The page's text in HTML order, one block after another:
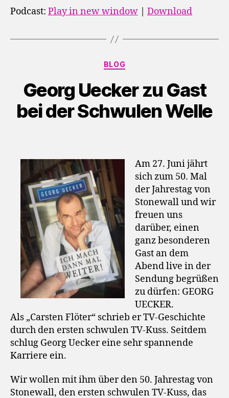
d
Podcast: Play in new window Download
Kategorien
BLOG
Georg Uecker zu Gast
bei der Schwulen Welle
Am 27. Juni jährt
sich zum 50. Mal
der Jahrestag von
Stonewall und wir
freuen uns
darüber, einen
ganz besonderen
Gast an dem
Abend live in der
Sendung begrüßen
zu dürfen: GEORG
UECKER.
Als „Carsten Flöter“ schrieb er TV-Geschichte
durch den ersten schwulen TV-Kuss. Seitdem
schlug Georg Uecker eine sehr spannende
Karriere ein.
Wir wollen mit ihm über den 50. Jahrestag von
Stonewall, den ersten schwulen TV-Kuss, das